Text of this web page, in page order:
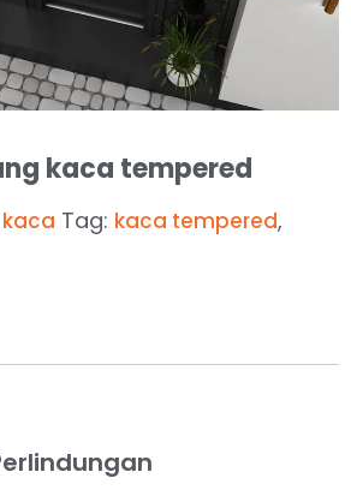
kaca tempered
Tag: kaca tempered,